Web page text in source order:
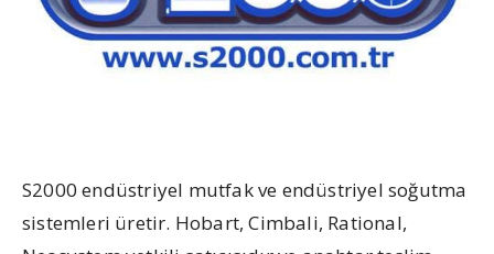
S2000 endüstriyel mutfak ve endüstriyel soğutma
sistemleri üretir. Hobart, Cimbali, Rational,